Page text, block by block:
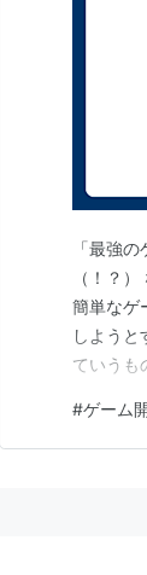
「最強
（！？
簡単なゲ
しよう
ていうも
る。 以
#ゲーム